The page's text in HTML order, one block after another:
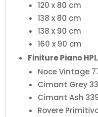
120 x 80 cm
138 x 80 cm
138 x 90 cm
160 x 90 cm
Finiture Piano
Noce Vintage
Cimant Grey
Cimant Ash
Rovere